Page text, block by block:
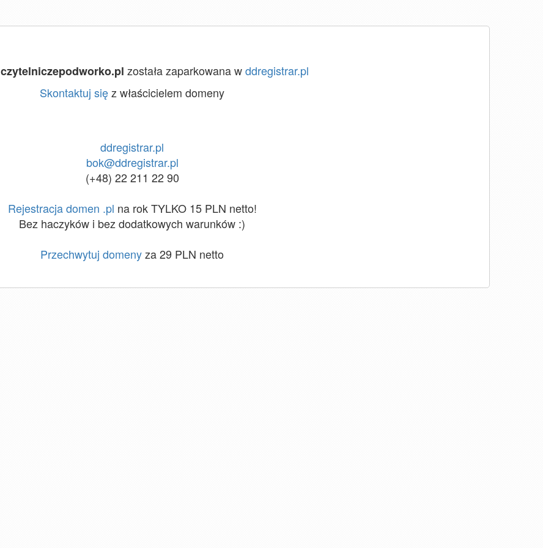
czytelniczepodworko.pl została zaparkowana wddregistrar.pl
Skontaktuj sięz właścicielem domeny
ddregistrar.pl
bok@ddregistrar.pl
(+48) 22 211 22 90
Rejestracja domen .pl na rok TYLKO 15 PLN netto!
Bez haczyków i bez dodatkowych warunków :)
Przechwytuj domenyza 29 PLN netto